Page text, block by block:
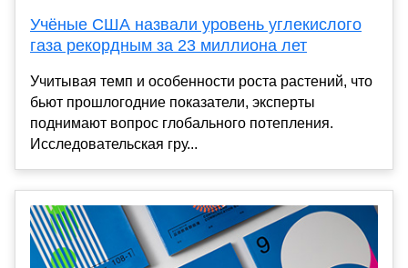
Учёные США назвали уровень углекислого
газа рекордным за 23 миллиона лет
Учитывая темп и особенности роста растений, что
бьют прошлогодние показатели, эксперты
поднимают вопрос глобального потепления.
Исследовательская гру...